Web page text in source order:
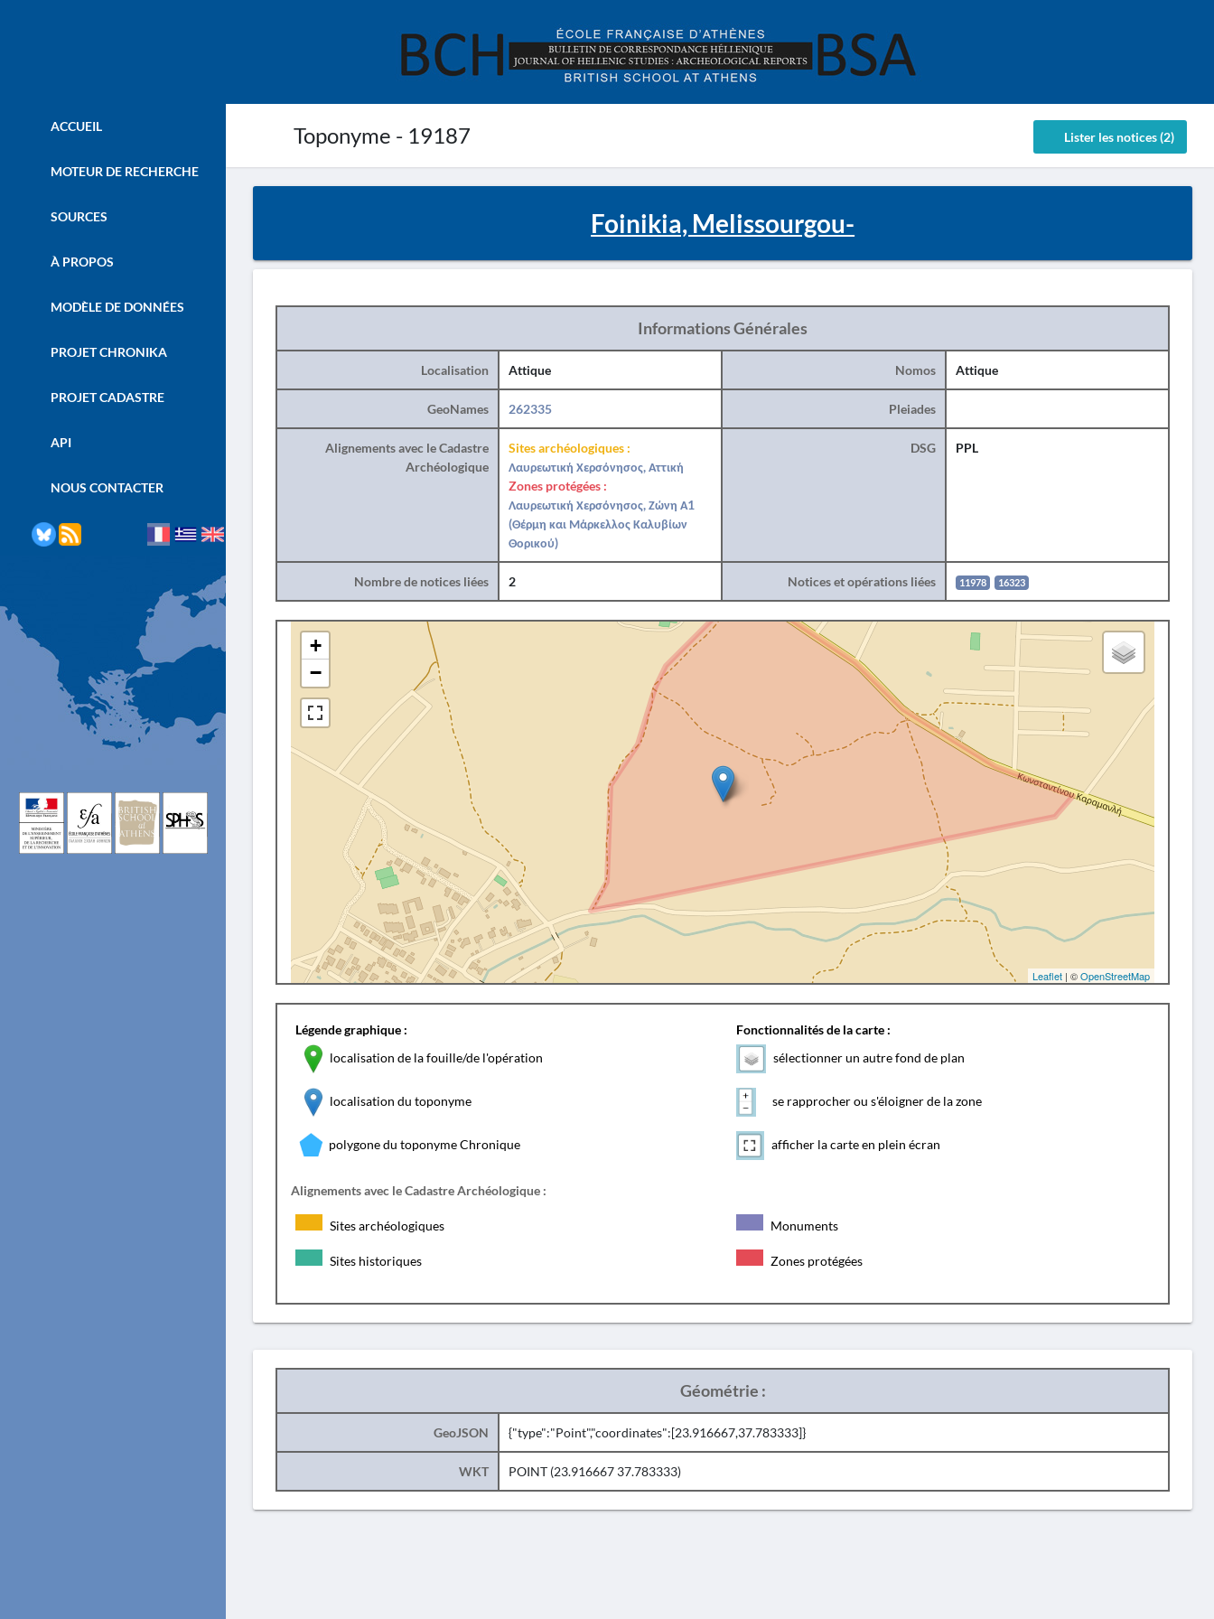
Toponyme - 19187 Lister les notices (2)
ACCUEIL
MOTEUR DE RECHERCHE
SOURCES
À PROPOS
MODÈLE DE DONNÉES
PROJET CHRONIKA
PROJET CADASTRE
API
NOUS CONTACTER
Foinikia, Melissourgou-
Informations Générales
Localisation Attique Nomos Attique
GeoNames 262335 Pleiades
Alignements avec le Cadastre
Archéologique
Sites archéologiques :
Λαυρεωτική Χερσόνησος, Αττική
Zones protégées :
Λαυρεωτική Χερσόνησος, Ζώνη Α1
(Θέρμη και Μάρκελλος Καλυβίων
Θορικού)
DSG PPL
Nombre de notices liées 2 Notices et opérations liées 11978 16323
+
−
Leaflet | ©OpenStreetMap
Légende graphique :
localisation de la fouille/de l'opération
localisation du toponyme
polygone du toponyme Chronique
Fonctionnalités de la carte :
sélectionner un autre fond de plan
se rapprocher ou s'éloigner de la zone
afficher la carte en plein écran
Alignements avec le Cadastre Archéologique :
Sites archéologiques Monuments
Sites historiques Zones protégées
Géométrie :
GeoJSON {"type":"Point","coordinates":[23.916667,37.783333]}
WKT POINT (23.916667 37.783333)